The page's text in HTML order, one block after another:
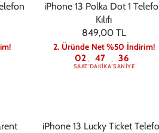
iPhone 13 Polka Dot 1
Kılıfı
849,00 TL
2. Üründe Net %50 İndirim!
02
SAAT: 47
DAKIKA: 36
SANIYE
iPhone 13 Lucky Ticket